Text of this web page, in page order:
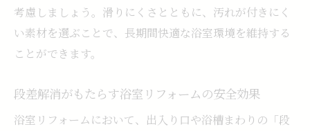
考慮しましょう。滑りにくさとともに、汚れが付きにく
い素材を選ぶことで、長期間快適な浴室環境を維持する
ことができます。
段差解消がもたらす浴室リフォームの安全効果
浴室リフォームにおいて、出入り口や浴槽まわりの「段